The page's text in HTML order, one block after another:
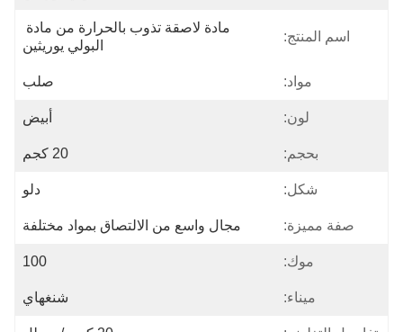
اسم المنتج:
مادة لاصقة تذوب بالحرارة من مادة
البولي يوريثين
مواد: صلب
لون: أبيض
بحجم: 20 كجم
شكل: دلو
صفة مميزة: مجال واسع من الالتصاق بمواد مختلفة
موك: 100
ميناء: شنغهاي